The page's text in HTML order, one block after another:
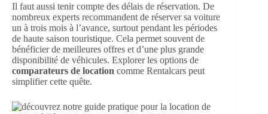
Il faut aussi tenir compte des délais de réservation. De
nombreux experts recommandent de réserver sa voiture
un à trois mois à l’avance, surtout pendant les périodes
de haute saison touristique. Cela permet souvent de
bénéficier de meilleures offres et d’une plus grande
disponibilité de véhicules. Explorer les options de
comparateurs de location comme Rentalcars peut
simplifier cette quête.